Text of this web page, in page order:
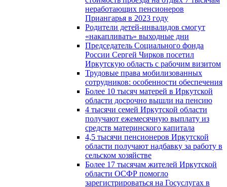
неработающих пенсионеров
Приангарья в 2023 году
Родители детей-инвалидов смогут
«накапливать» выходные дни
Председатель Социального фонда
России Сергей Чирков посетил
Иркутскую область с рабочим визитом
Трудовые права мобилизованных
сотрудников: особенности обеспечения
Более 10 тысяч матерей в Иркутской
области досрочно вышли на пенсию
4 тысячи семей Иркутской области
получают ежемесячную выплату из
средств материнского капитала
4,5 тысячи пенсионеров Иркутской
области получают надбавку за работу в
сельском хозяйстве
Более 17 тысячам жителей Иркутской
области ОСФР помогло
зарегистрироваться на Госуслугах в